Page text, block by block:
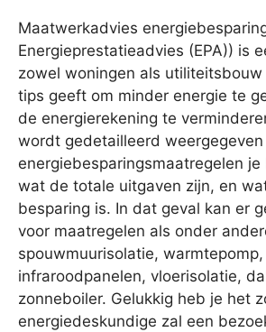
Maatwerkadvies
Energieprestatieadvies (EPA)) is
zowel woningen als
tips geeft om minder energie te
de energierekening te
wordt gedetailleerd
energiebesparingsmaatregelen je
wat de totale uitgaven zijn, en
besparing is. In dat geval kan er
voor maatregelen als onder
spouwmuurisolatie, warmtepomp,
infraroodpanelen, vloerisolatie,
zonneboiler. Gelukkig heb je het
energiedeskundige zal een